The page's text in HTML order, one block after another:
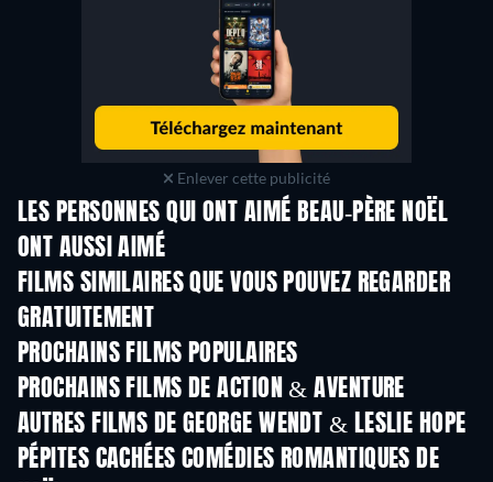
Enlever cette publicité
LES PERSONNES QUI ONT AIMÉ BEAU-PÈRE NOËL
ONT AUSSI AIMÉ
FILMS SIMILAIRES QUE VOUS POUVEZ REGARDER
GRATUITEMENT
PROCHAINS FILMS POPULAIRES
PROCHAINS FILMS DE ACTION & AVENTURE
AUTRES FILMS DE GEORGE WENDT & LESLIE HOPE
PÉPITES CACHÉES COMÉDIES ROMANTIQUES DE